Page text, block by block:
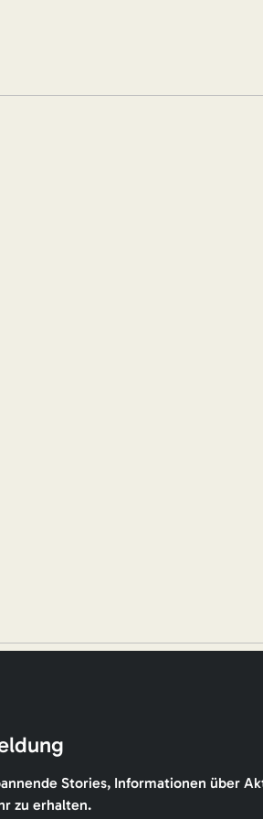
Stories, Informationen über
zu erhalten.